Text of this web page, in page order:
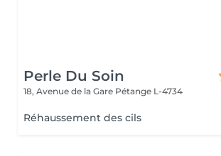
Perle Du Soin
18, Avenue de la Gare Pétange L-4734
Réhaussement des cils